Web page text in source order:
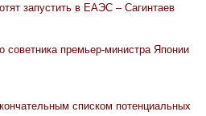
запустить в ЕАЭС – Сагинтаев
советника премьер-министра Японии
списком потенциальных